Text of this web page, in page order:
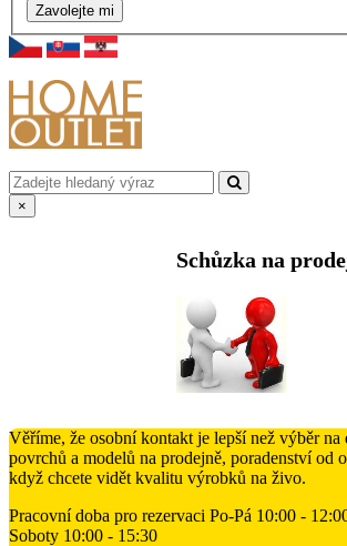
Zavolejte mi
×
Schůzka na
Věříme, že osobní kontakt je lepší než výběr na
povrchů a modelů na prodejně, poradenství od
když chcete vidět kvalitu výrobků na živo.
Pracovní doba pro rezervaci Po-Pá 10:00 -
Soboty 10:00 - 15:30